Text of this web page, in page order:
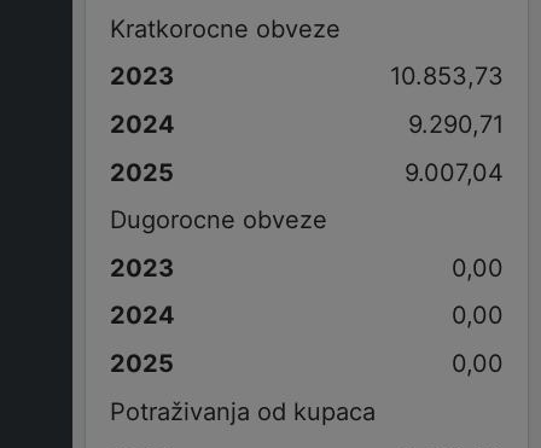
Kratkorocne obveze
10.853,73
9.290,71
9.007,04
Dugorocne obveze
0,00
0,00
0,00
Potraživanja od kupaca